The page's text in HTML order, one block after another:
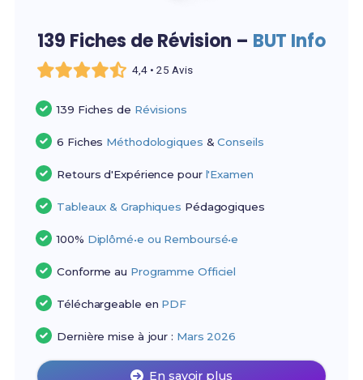
139 Fiches de Révision – BUT Info
4,4 • 25 Avis
139 Fiches de Révisions
6 Fiches Méthodologiques &Conseils
Retours d'Expérience pour l'Examen
Tableaux & Graphiques Pédagogiques
100% Diplômé•e ou Remboursé•e
Conforme au Programme Officiel
Téléchargeable en PDF
Dernière mise à jour : Mars 2026
En savoir plus